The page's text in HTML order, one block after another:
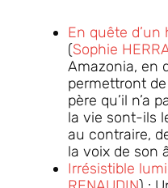
En quête
(Sophie
Amazonia, en
permettront
père qu’il n’a
la vie sont-ils
au contraire,
la voix de son
Irrésistible